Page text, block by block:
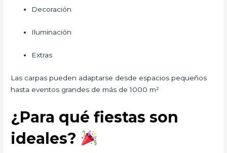
Decoración
Iluminación
Extras
Las carpas pueden adaptarse desde espacios pequeños
hasta eventos grandes de más de 1000 m²
¿Para qué fiestas son
ideales?